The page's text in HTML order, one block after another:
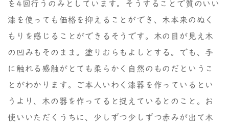
を4回行うのみとしています。そうすることで質のいい
漆を使っても価格を抑えることができ、木本来のぬく
もりを感じることができるそうです。木の目が見え木
の凹みもそのまま。塗りむらもよしとする。でも、手
に触れる感触がとても柔らかく自然のものだというこ
とがわかります。ご本人いわく漆器を作っているとい
うより、木の器を作ってると捉えているとのこと。お
使いいただくうちに、少しずつ少しずつ赤みが出て木